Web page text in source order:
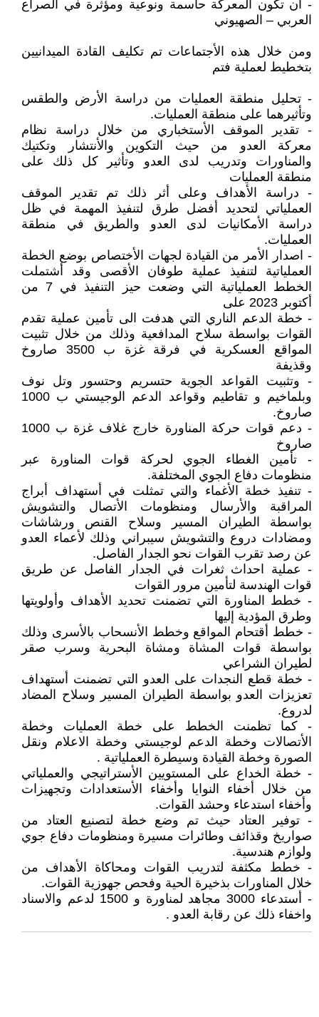
- أن تكون المعركة حاسمة ونوعية ومؤثرة في الصراع
العربي – الصهيوني
ومن خلال هذه الأجتماعات تم تكليف القادة الميدانيين
بتخطيط لعملية فتم
- تحليل منطقة العمليات من دراسة الأرض والطقس
وتأثيرهما على منطقة العمليات.
- تقدير الموقف الأستخباري من خلال دراسة نظام
معركة العدو من حيث التكوين والأنتشار وتكتيك
والمناورات وتدريب لدى العدو وتأثير كل ذلك على
منطقة العمليات
- دراسة الأهداف وعلى أثر ذلك تم تقدير الموقف
العملياتي لتحديد أفضل طرق لتنفيذ المهمة في ظل
دراسة الأمكانيات لدى العدو والطريق في منطقة
العمليات.
- اصدار الأمر من القيادة لجهات الأختصاص بوضع الخطة
العملياتية لتنفيذ عملية طوفان الأقصى وقد أشتملت
الخطط العملياتية التي وضعت حيز التنفيذ في 7 من
أكتوبر 2023 على
- خطة الدعم الناري التي هدفت الى تأمين عملية تقدم
القوات بواسطة سلاح المدافعية وذلك من خلال تثبيت
المواقع العسكرية في فرقة غزة ب 3500 صاروخ
وقذيفة
- وتثبيت القواعد الجوية حتسريم وحتسور وتل نوف
وبلماخيم و تقاطيم وقواعد الدعم الوجيستي ب 1000
صاروخ.
- دعم قوات حركة المناورة خارج غلاف غزة ب 1000
صاروخ
- تأمين الغطاء الجوي لحركة قوات المناورة عبر
منظومات دفاع الجوي المختلفة.
- تنفيذ خطة الأغماء والتي تمثلت في أستهداف أبراج
المراقبة والأرسال ومنظومات الأتصال والتشويش
بواسطة الطيران المسير وسلاح القنص ورشاشات
ومضادات دروع والتشويش سيبراني وذلك لأعماء العدو
عن رصد تقرب القوات نحو الجدار الفاصل.
- عملية احداث ثغرات في الجدار الفاصل عن طريق
قوات الهندسة لتأمين مرور القوات
- خطط المناورة التي تضمنت تحديد الأهداف وأولويتها
وطرق المؤدية إليها
- خطط أقتحام المواقع وخطط الأنسحاب بالأسرى وذلك
بواسطة قوات المشاة ومشاة البحرية وسرب صقر
لطيران الشراعي
- خطة قطع النجدات على العدو التي تضمنت أستهداف
تعزيزات العدو بواسطة الطيران المسير وسلاح المضاد
لدروع.
- كما تظمنت الخطط على خطة العمليات وخطة
الأتصالات وخطة الدعم لوجيستي وخطة الاعلام ونقل
الصورة وخطة القيادة وسيطرة العملياتية .
- خطة الخداع على المستويين الأستراتيجي والعملياتي
من خلال أخفاء النوايا وأخفاء الأستعدادات وتجهيزات
وأخفاء استدعاء وحشد القوات.
- توفير العتاد حيث تم وضع خطة لتصنيع العتاد من
صواريخ وقذائف وطائرات مسيرة ومنظومات دفاع جوي
ولوازم هندسية.
- خطط مكثفة لتدريب القوات ومحاكاة الأهداف من
خلال المناورات بذخيرة الحية وفحص جهوزية القوات.
- أستدعاء 3000 مجاهد لمناورة و 1500 لدعم والاسناد
واخفاء ذلك عن رقابة العدو .